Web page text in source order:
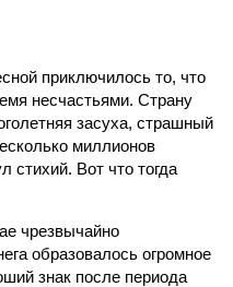
приключилось то, что
несчастьями. Страну
засуха, страшный
миллионов
стихий. Вот что тогда
чрезвычайно
образовалось огромное
знак после периода